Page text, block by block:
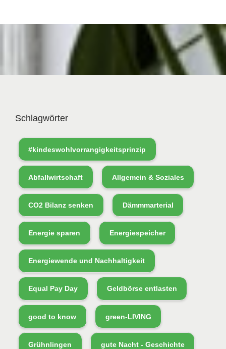
Schlagwörter
#kindeswohlvorrangigkeitsprinzip
Abfallwirtschaft Allgemein & Soziales
CO2 Bilanz senken Dämmmarterial
Energie sparen Energiespeicher
Energiewende und Nachhaltigkeit
Equal Pay Day Geldbörse entlasten
good to know green-LIVING
Grühnlingen gute Nacht - Geschichte